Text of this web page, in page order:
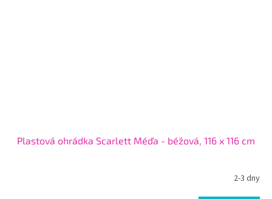
Plastová ohrádka Scarlett Méďa - béžová, 116 x 116 cm
2-3 dny